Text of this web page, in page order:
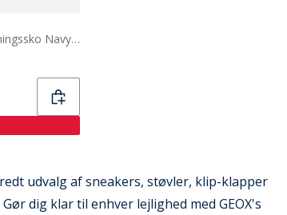
GEOX Drenge Rann Træningssko Navy/Lys Elfenben Navy/Lt Ivory
udvalg af sneakers, støvler, klip-klapper
dig klar til enhver lejlighed med GEOX's